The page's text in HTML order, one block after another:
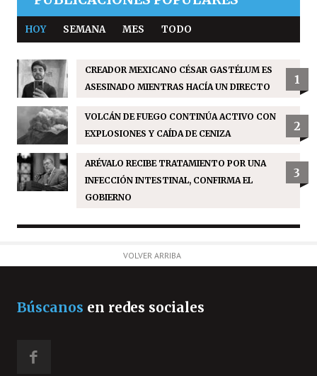
HOY SEMANA MES TODO
CREADOR MEXICANO CÉSAR GASTÉLUM ES
ASESINADO MIENTRAS HACÍA UN DIRECTO
1
VOLCÁN DE FUEGO CONTINÚA ACTIVO CON
EXPLOSIONES Y CAÍDA DE CENIZA
2
ARÉVALO RECIBE TRATAMIENTO POR UNA
INFECCIÓN INTESTINAL, CONFIRMA EL
GOBIERNO
3
VOLVER ARRIBA
Búscanos en redes sociales